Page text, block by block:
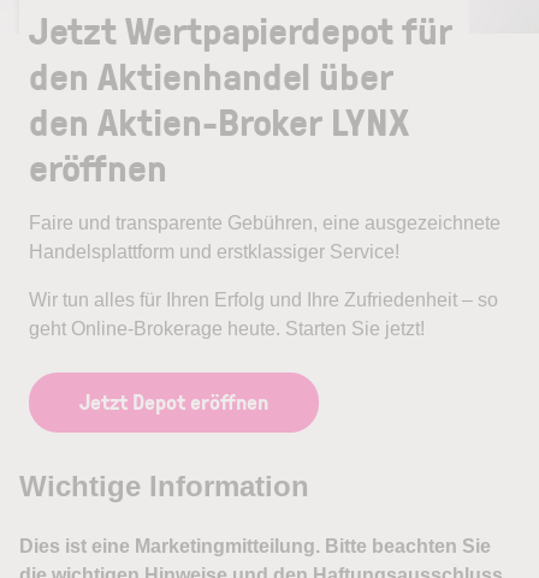
Jetzt Wertpapierdepot für
den Aktienhandel über
den Aktien-Broker LYNX
eröffnen
Faire und transparente Gebühren, eine ausgezeichnete
Handelsplattform und erstklassiger Service!
Wir tun alles für Ihren Erfolg und Ihre Zufriedenheit – so
geht Online-Brokerage heute. Starten Sie jetzt!
Jetzt Depot eröffnen